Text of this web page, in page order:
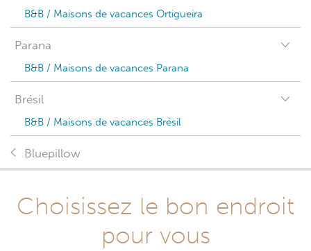
B&B / Maisons de vacances Ortigueira
Parana
B&B / Maisons de vacances Parana
Brésil
B&B / Maisons de vacances Brésil
Bluepillow
Choisissez le bon endroit
pour vous